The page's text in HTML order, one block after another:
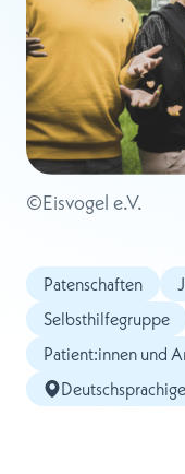
©Eisvogel e.V.
Patenschaften
Selbsthilfegruppe
Patient:innen und